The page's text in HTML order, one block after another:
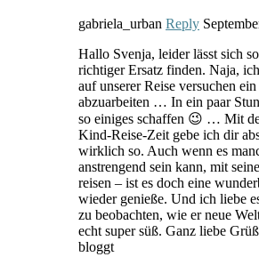
gabriela_urban Reply
Hallo Svenja, leider lässt sich
richtiger Ersatz finden. Naja,
auf unserer Reise versuchen
abzuarbeiten … In ein paar
so einiges schaffen 😉 … Mit
Kind-Reise-Zeit gebe ich dir
wirklich so. Auch wenn es
anstrengend sein kann, mit
reisen – ist es doch eine
wieder genieße. Und ich liebe
zu beobachten, wie er neue
echt super süß. Ganz liebe
bloggt